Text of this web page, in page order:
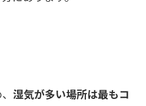
湿気が多い場所は最もコ